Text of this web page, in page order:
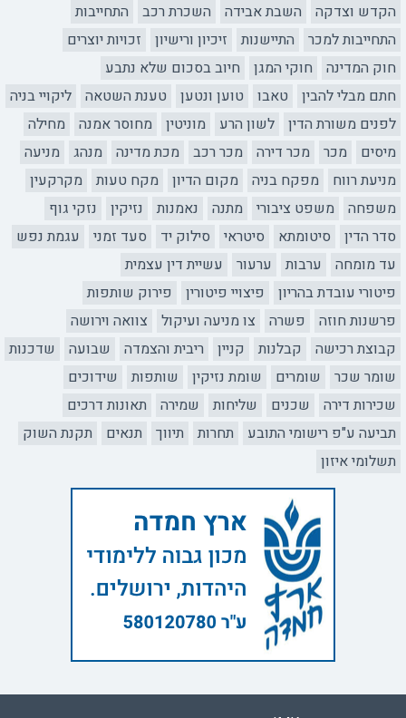
הקדש וצדקה
השבת אבידה השכרת רכב
התחייבות
התחייבות למכר
התיישנות זיכיון ורישיון
זכויות יוצרים
חוק המדינה
חוקי המגן
חיוב בסכום שלא נתבע
חתם מבלי להבין
טאבו טוען ונטען טענת השטאה
ליקויי בניה
לפנים משורת הדין
לשון הרע מוניטין מחוסר אמנה
מחילה
מיסים
מכר מכר דירה מכר רכב מכת מדינה מנהג
מניעה
מניעת רווח
מפקח בניה מקום הדיון מקח טעות
מקרקעין
משפחה
משפט ציבורי מתנה נאמנות נזיקין
נזקי גוף
סדר הדין
סיטומתא סיטראי סילוק יד סעד זמני
עגמת נפש
עד מומחה
ערבות ערעור
עשיית דין עצמית
פיטורי עובדת בהריון
פיצויי פיטורין
פירוק שותפות
פרשנות חוזה
פשרה צו מניעה ועיקול
צוואה וירושה
קבוצת רכישה
קבלנות קניין ריבית והצמדה שבועה
שדכנות
שומר שכר
שומרים שומת נזיקין שותפות
שידוכים
שכירות דירה
שכנים שליחות שמירה
תאונות דרכים
תביעה ע"פ רישומי התובע
תחרות תיווך תנאים
תקנת השוק
תשלומי איזון